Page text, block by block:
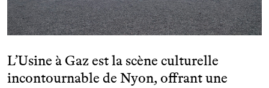
L’Usine à Gaz est la scène culturelle
incontournable de Nyon, offrant une